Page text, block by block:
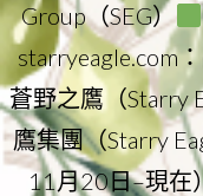
Group（SEG）
starryeagle.com
蒼野之鷹（Starry
鷹集團（Starry
11月20日–現在